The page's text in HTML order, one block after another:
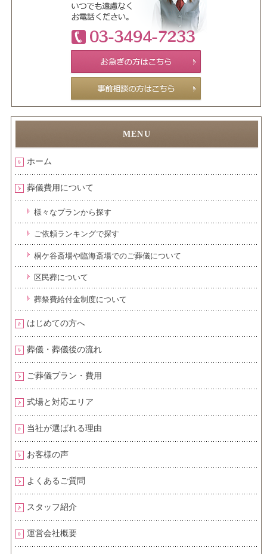
ホーム
葬儀費用について
様々なプランから探す
ご依頼ランキングで探す
桐ケ谷斎場や臨海斎場でのご葬儀について
区民葬について
葬祭費給付金制度について
はじめての方へ
葬儀・葬儀後の流れ
ご葬儀プラン・費用
式場と対応エリア
当社が選ばれる理由
お客様の声
よくあるご質問
スタッフ紹介
運営会社概要